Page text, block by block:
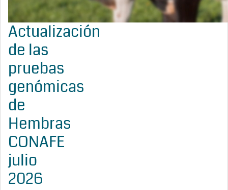
Actualización
de las
pruebas
genómicas
de
Hembras
CONAFE
julio
2026